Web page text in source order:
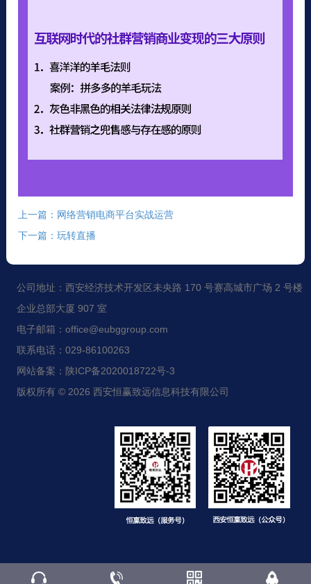
上一篇：网络营销电商平台实战运营
下一篇：玩转直播
公司地址：西安经济技术开发区未央路 170 号赛高城市广场 2 号楼
企业总部大厦 907 室
电子邮箱：office@eubggroup.com
联系电话：029-86100263
网站备案：陕ICP备2020018722号-3
版权所有 © 2026 西安恒赢致远信息科技有限公司